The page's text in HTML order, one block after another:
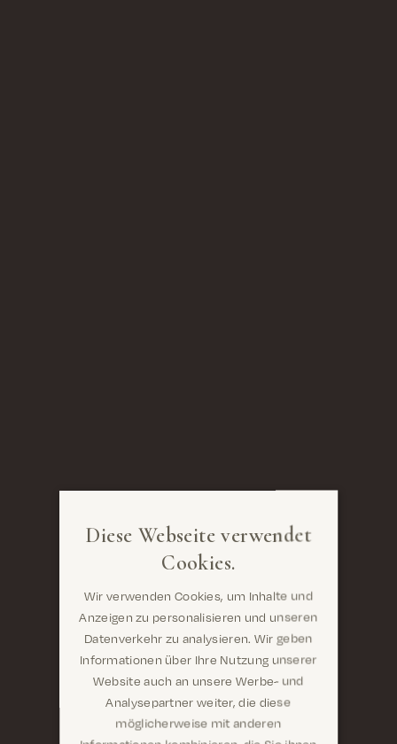
Diese Webseite verwendet
Cookies.
Wir verwenden Cookies, um Inhalte und
Anzeigen zu personalisieren und unseren
Datenverkehr zu analysieren. Wir geben
Informationen über Ihre Nutzung unserer
Website auch an unsere Werbe- und
Analysepartner weiter, die diese
möglicherweise mit anderen